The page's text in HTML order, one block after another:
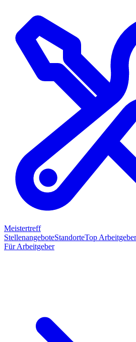
Meistertreff
StellenangeboteStandorteTop Arbeitgeber
Für Arbeitgeber